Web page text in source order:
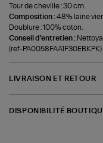
Tour de cheville : 30 cm.
Composition :48% laine
Doublure : 100% coton.
Conseil d'entretien :
(ref-PA0058FAA1F30EBKPK)
LIVRAISON ET RETOUR
DISPONIBILITÉ